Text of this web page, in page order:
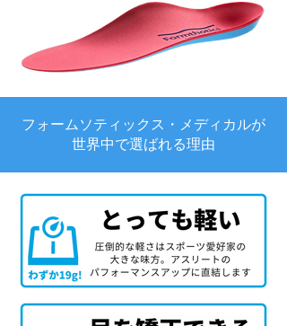
フォームソティックス・メディカルが
世界中で選ばれる理由